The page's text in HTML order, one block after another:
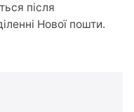
після
Нової пошти.